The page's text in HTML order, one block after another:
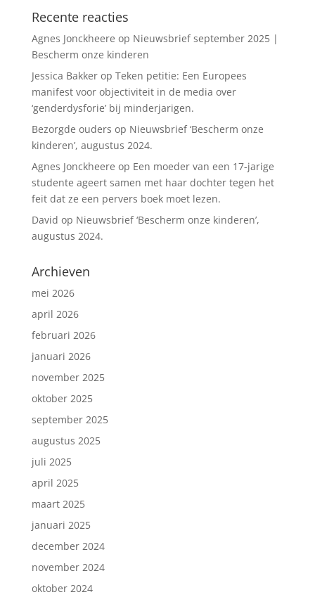
Recente reacties
Agnes Jonckheere op Nieuwsbrief september 2025 |
Bescherm onze kinderen
Jessica Bakkerop Teken petitie: Een Europees
manifest voor objectiviteit in de media over
‘genderdysforie’ bij minderjarigen.
Bezorgde ouders op Nieuwsbrief ‘Bescherm onze
kinderen’, augustus 2024.
Agnes Jonckheere op Een moeder van een 17-jarige
studente ageert samen met haar dochter tegen het
feit dat ze een pervers boek moet lezen.
David op Nieuwsbrief ‘Bescherm onze kinderen’,
augustus 2024.
Archieven
mei 2026
april 2026
februari 2026
januari 2026
november 2025
oktober 2025
september 2025
augustus 2025
juli 2025
april 2025
maart 2025
januari 2025
december 2024
november 2024
oktober 2024